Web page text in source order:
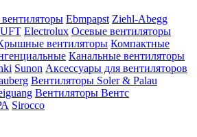
Ebmpapst Ziehl-Abegg
Electrolux Осевые вентиляторы
вентиляторы Компактные
Канальные вентиляторы
Sunon Аксессуары для вентиляторов
Вентиляторы Soler & Palau
Вентиляторы Вентс
Sirocco